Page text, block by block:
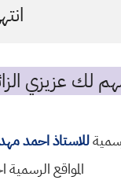
لك عزيزي
للاستاذ احمد
المواقع